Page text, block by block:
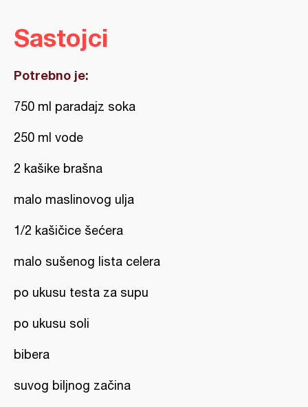
Sastojci
Potrebno je:
750 ml paradajz soka
250 ml vode
2 kašike brašna
malo maslinovog ulja
1/2 kašičice šećera
malo sušenog lista celera
po ukusu testa za supu
po ukusu soli
bibera
suvog biljnog začina